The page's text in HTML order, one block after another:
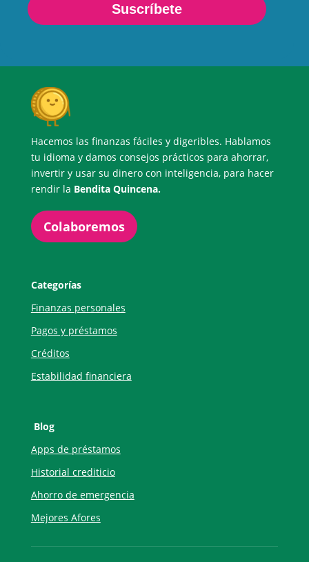
Suscríbete
Hacemos las finanzas fáciles y digeribles. Hablamos
tu idioma y damos consejos prácticos para ahorrar,
invertir y usar su dinero con inteligencia, para hacer
rendir la Bendita Quincena.
Colaboremos
Categorías
Finanzas personales
Pagos y préstamos
Créditos
Estabilidad financiera
Blog
Apps de préstamos
Historial crediticio
Ahorro de emergencia
Mejores Afores